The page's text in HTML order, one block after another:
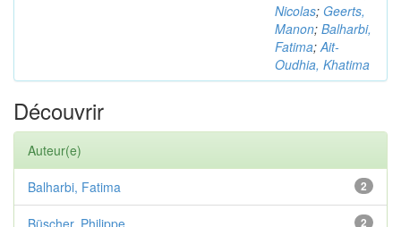
Nicolas; Geerts,
Manon; Balharbi,
Fatima;Ait-
Oudhia, Khatima
Découvrir
Auteur(e)
2
Balharbi, Fatima
2
Büscher, Philippe